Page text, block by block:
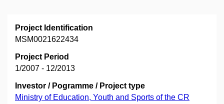
Project Identification
MSM0021622434
Project Period
1/2007 - 12/2013
Investor / Pogramme / Project type
Ministry of Education, Youth and Sports of the CR